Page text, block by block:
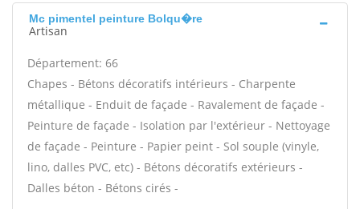
Mc pimentel peinture Bolqu�re
Artisan
Département: 66
Chapes - Bétons décoratifs intérieurs - Charpente
métallique - Enduit de façade - Ravalement de façade -
Peinture de façade - Isolation par l'extérieur - Nettoyage
de façade - Peinture - Papier peint - Sol souple (vinyle,
lino, dalles PVC, etc) - Bétons décoratifs extérieurs -
Dalles béton - Bétons cirés -